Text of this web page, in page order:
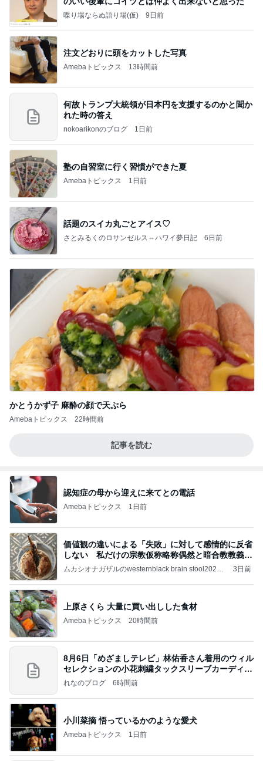
喋り場ならぬ語り場(仮) 9日前
注文どおりに頭をカットした写真
Amebaトピックス 13時間前
何故トランプ大統領が日本円を支援するのかと聞か
れた時の答え
nokoarikonのブログ 1日前
塾の自習室に行く習慣ができた夏
Amebaトピックス 1日前
話題のスイカ丸ごとアイス♡
さとみるくのロサンゼルス⇔ハワイ夢日記 6日前
かとうかず子 麻酔の顔で天ぷら
Amebaトピックス 22時間前
記事を読む
認知症の母から迎えに来てとの電話
Amebaトピックス 1日前
価値観の違いによる「失敗」に対して感情的に反省
しない 私だけの宗教仮称略称偶然と暗合教教義候
補
ムカシオナガザルのwesternblack brain stool2024
ガザル
3日前
上原さくら 大量に買い出しした食材
Amebaトピックス 20時間前
8月6日「めざましテレビ」林佑香さん着用のウィル
セレクションの小花刺繍タックスリーブカーディガ
ン
れなのブログ 6時間前
小川菜摘 悟っているかのような愛犬
Amebaトピックス 1日前